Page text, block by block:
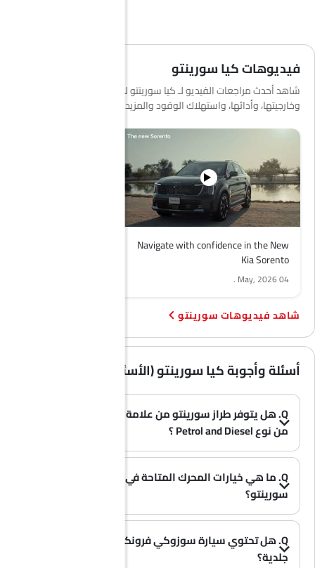
فيديوهات كيا سورينتو
شاهد أحدث مراجعات الفيديو لـ كيا سورينتو لمعرفة المزيد عن داخليتها،
وخارجيتها، وأدائها، واستهلاك الوقود والمزيد.
Navigate with confidence in the New
Kia Sorento
04 May, 2026
.
فيديوهات سورينتو
أسئلة وأجوبة كيا سورينتو (الأسئلة الشائعة)
Q. هل يتوفر طراز سورينتو من علامة كيا بخيار الوقود
من نوع Petrol and Diesel ؟
Q. ما هي خيارات المحرك المتاحة في سيارة كيا
سورينتو؟
Q. هل تحتوي سيارة سوزوكي فرونكس على مقاعد
جلدية؟